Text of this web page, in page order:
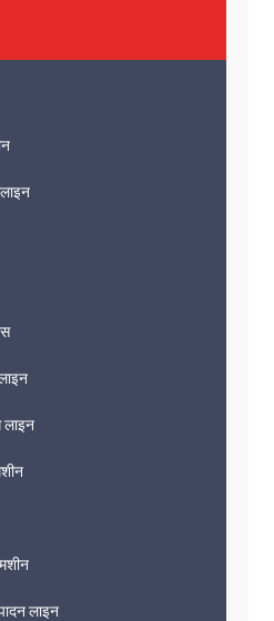
लाइन
लाइन